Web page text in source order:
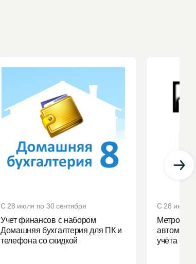
С 28 июля по 30 сентября
Учет финансов с набором
Домашняя бухгалтерия для ПК и
телефона со скидкой
С 28 июля
учёта